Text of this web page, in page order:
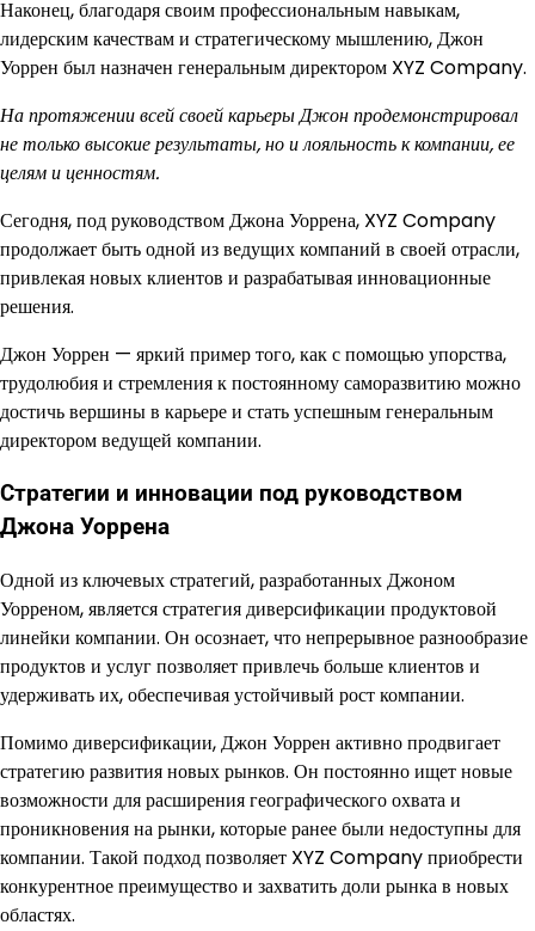
Наконец, благодаря своим профессиональным навыкам,
лидерским качествам и стратегическому мышлению, Джон
Уоррен был назначен генеральным директором XYZ Company.
На протяжении всей своей карьеры Джон продемонстрировал
не только высокие результаты, но и лояльность к компании, ее
целям и ценностям.
Сегодня, под руководством Джона Уоррена, XYZ Company
продолжает быть одной из ведущих компаний в своей отрасли,
привлекая новых клиентов и разрабатывая инновационные
решения.
Джон Уоррен — яркий пример того, как с помощью упорства,
трудолюбия и стремления к постоянному саморазвитию можно
достичь вершины в карьере и стать успешным генеральным
директором ведущей компании.
Стратегии и инновации под руководством
Джона Уоррена
Одной из ключевых стратегий, разработанных Джоном
Уорреном, является стратегия диверсификации продуктовой
линейки компании. Он осознает, что непрерывное разнообразие
продуктов и услуг позволяет привлечь больше клиентов и
удерживать их, обеспечивая устойчивый рост компании.
Помимо диверсификации, Джон Уоррен активно продвигает
стратегию развития новых рынков. Он постоянно ищет новые
возможности для расширения географического охвата и
проникновения на рынки, которые ранее были недоступны для
компании. Такой подход позволяет XYZ Company приобрести
конкурентное преимущество и захватить доли рынка в новых
областях.